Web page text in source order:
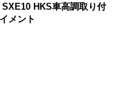
HKS車高調取り付
メント